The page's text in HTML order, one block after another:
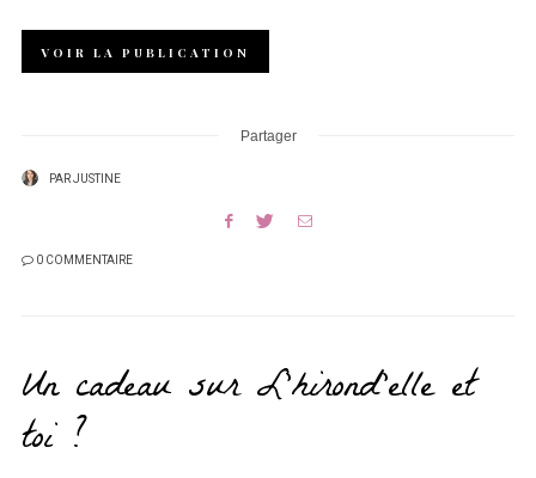
VOIR LA PUBLICATION
Partager
PARJUSTINE
0 COMMENTAIRE
Un cadeau sur L’hirond’elle et
toi ?